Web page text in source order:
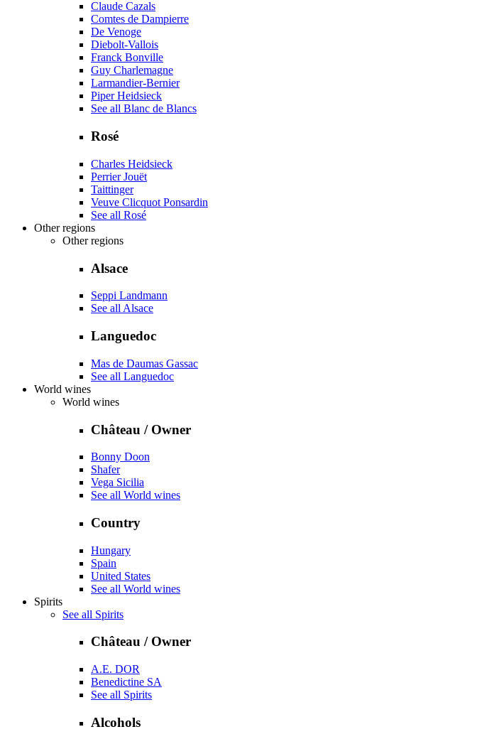
Claude Cazals
Comtes de Dampierre
De Venoge
Diebolt-Vallois
Franck Bonville
Guy Charlemagne
Larmandier-Bernier
Piper Heidsieck
See all Blanc de Blancs
Rosé
Charles Heidsieck
Perrier Jouët
Taittinger
Veuve Clicquot Ponsardin
See all Rosé
Other regions
Other regions
Alsace
Seppi Landmann
See all Alsace
Languedoc
Mas de Daumas Gassac
See all Languedoc
World wines
World wines
Château / Owner
Bonny Doon
Shafer
Vega Sicilia
See all World wines
Country
Hungary
Spain
United States
See all World wines
Spirits
See all Spirits
Château / Owner
A.E. DOR
Benedictine SA
See all Spirits
Alcohols